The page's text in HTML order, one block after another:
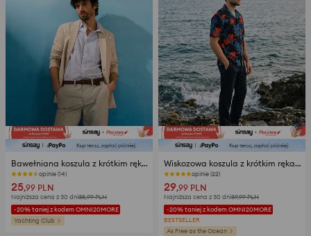
Bawełniana koszula z krótkim rękawem
opinie (14)
25,99 PLN
Najniższa cena z 30 dni35,99PLN
-20% taniej z kodem OMNI20MORE
Yachting Club
Wiskozowa koszula z krótkim rękawem
opinie (22)
29,99 PLN
Najniższa cena z 30 dni39,99PLN
-20% taniej z kodem OMNI20MORE
BESTSELLER
As Free as the Ocean